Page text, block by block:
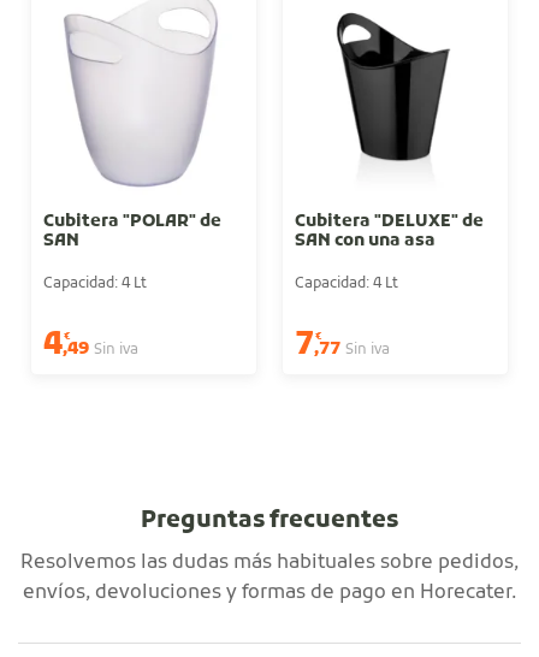
Cubitera "POLAR" de
SAN
Capacidad: 4 Lt
4€
,49 Sin iva
Cubitera "DELUXE" de
SAN con una asa
Capacidad: 4 Lt
7€
,77 Sin iva
Preguntas frecuentes
Resolvemos las dudas más habituales sobre pedidos,
envíos, devoluciones y formas de pago en Horecater.